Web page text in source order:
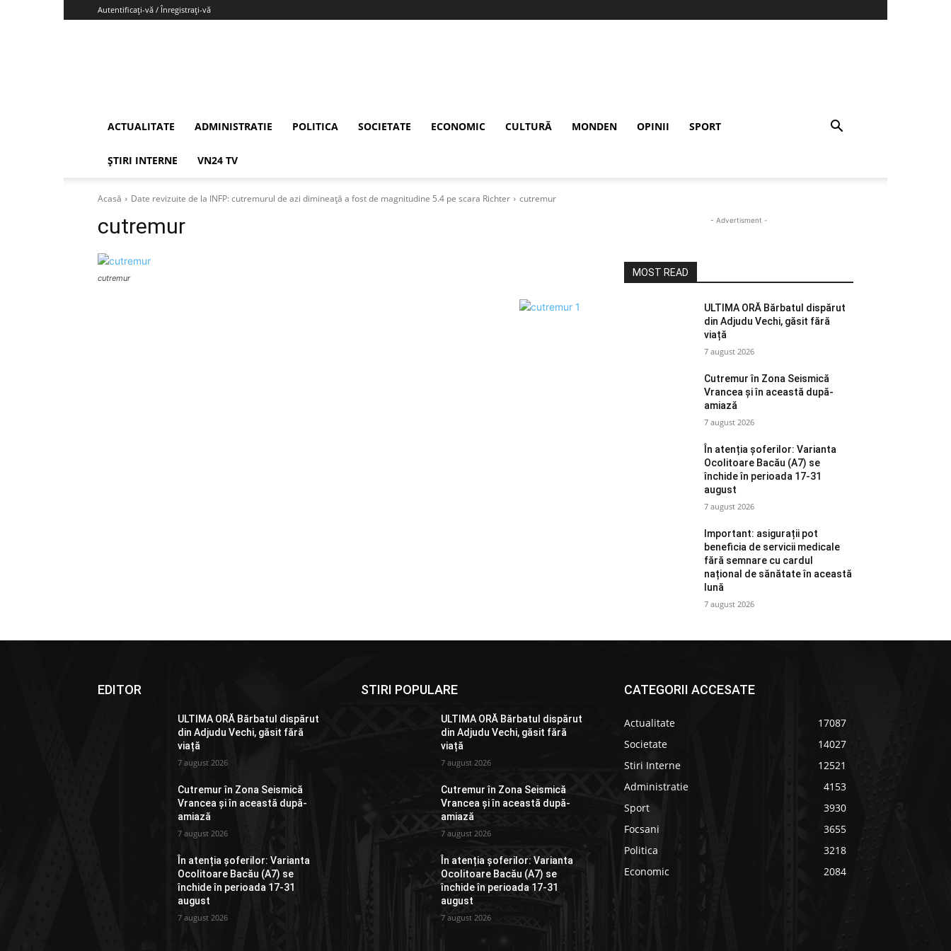
Autentificați-vă / Înregistrați-vă
ACTUALITATE ADMINISTRATIE POLITICA SOCIETATE ECONOMIC CULTURĂ MONDEN OPINII SPORT
ȘTIRI INTERNE VN24 TV
Acasă Date revizuite de la INFP: cutremurul de azi dimineață a fost de magnitudine 5.4 pe scara Richter cutremur
cutremur
cutremur
- Advertisment -
MOST READ
ULTIMA ORĂ Bărbatul dispărut
din Adjudu Vechi, găsit fără
viață
7 august 2026
Cutremur în Zona Seismică
Vrancea și în această după-
amiază
7 august 2026
În atenția șoferilor: Varianta
Ocolitoare Bacău (A7) se
închide în perioada 17-31
august
7 august 2026
Important: asigurații pot
beneficia de servicii medicale
fără semnare cu cardul
național de sănătate în această
lună
7 august 2026
EDITOR
ULTIMA ORĂ Bărbatul dispărut
din Adjudu Vechi, găsit fără
viață
7 august 2026
Cutremur în Zona Seismică
Vrancea și în această după-
amiază
7 august 2026
În atenția șoferilor: Varianta
Ocolitoare Bacău (A7) se
închide în perioada 17-31
august
7 august 2026
STIRI POPULARE
ULTIMA ORĂ Bărbatul dispărut
din Adjudu Vechi, găsit fără
viață
7 august 2026
Cutremur în Zona Seismică
Vrancea și în această după-
amiază
7 august 2026
În atenția șoferilor: Varianta
Ocolitoare Bacău (A7) se
închide în perioada 17-31
august
7 august 2026
CATEGORII ACCESATE
Actualitate
17087
Societate
14027
Stiri Interne
12521
Administratie
4153
Sport
3930
Focsani
3655
Politica
3218
Economic
2084